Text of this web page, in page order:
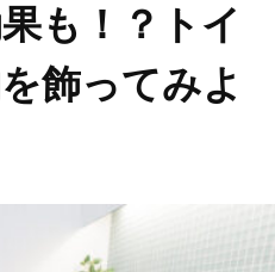
も！？トイ
飾ってみよ